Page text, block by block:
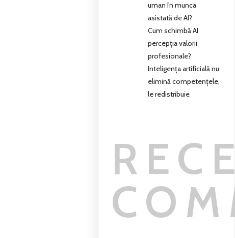
uman în munca
asistată de AI?
Cum schimbă AI
percepția valorii
profesionale?
Inteligența artificială nu
elimină competențele,
le redistribuie